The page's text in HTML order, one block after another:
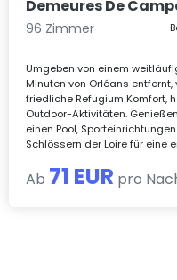
Demeures De
96 Zimmer
Umgeben von einem
Minuten von Orléans
friedliche Refugium Komfort,
Outdoor-Aktivitäten.
einen Pool,
Schlössern der Loire für eine
Ab 71 EUR pro